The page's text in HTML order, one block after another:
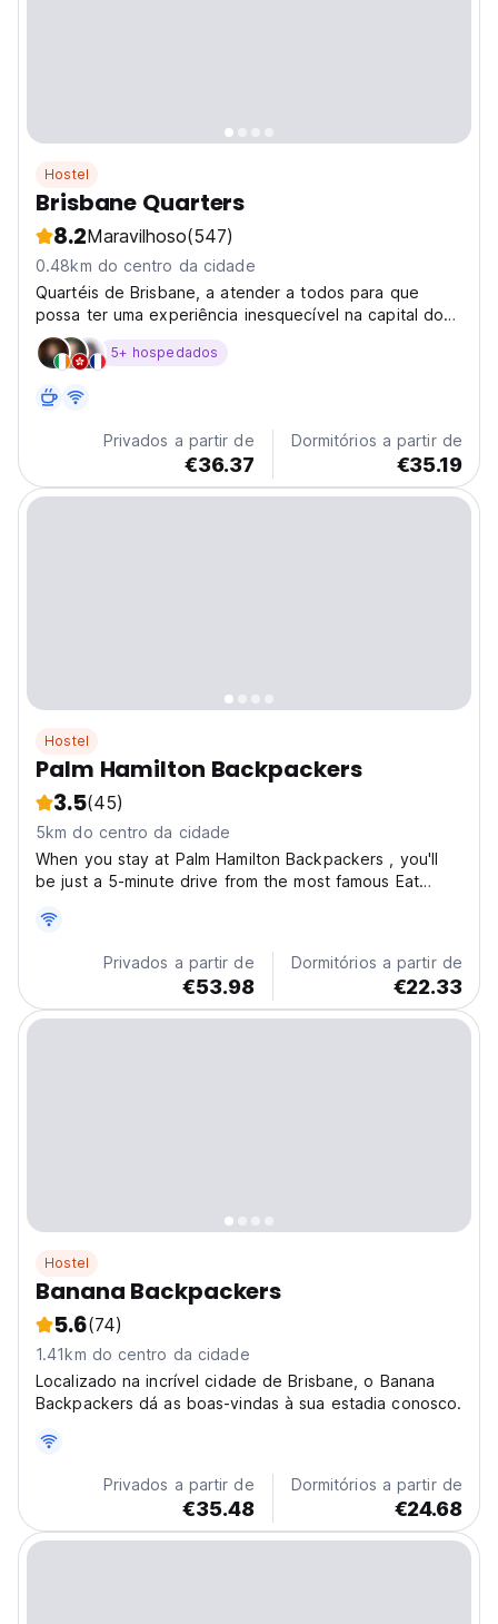
Hostel
Brisbane Quarters
8.2Maravilhoso(547)
0.48km do centro da cidade
Quartéis de Brisbane, a atender a todos para que
possa ter uma experiência inesquecível na capital do
Queensland.
5+ hospedados
Privados a partir de
€36.37
Dormitórios a partir de
€35.19
Hostel
Palm Hamilton Backpackers
3.5(45)
5km do centro da cidade
When you stay at Palm Hamilton Backpackers , you'll
be just a 5-minute drive from the most famous Eat
Showgrounds, ferry not far at all . Apartments feature
conveniences like kitchens, along with balconies and...
Privados a partir de
€53.98
Dormitórios a partir de
€22.33
Hostel
Banana Backpackers
5.6(74)
1.41km do centro da cidade
Localizado na incrível cidade de Brisbane, o Banana
Backpackers dá as boas-vindas à sua estadia conosco.
Privados a partir de
€35.48
Dormitórios a partir de
€24.68